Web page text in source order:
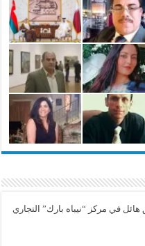
هائل في مركز “نيباه بارك” التجاري